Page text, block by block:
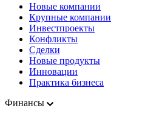
Новые компании
Крупные компании
Инвестпроекты
Конфликты
Сделки
Новые продукты
Инновации
Практика бизнеса
Финансы